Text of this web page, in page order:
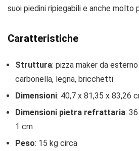
suoi piedini ripiegabili e anche molto
Caratteristiche
Struttura: pizza maker da
carbonella, legna, bricchetti
Dimensioni: 40,7 x 81,35 x 83,26
Dimensioni pietra refrattaria:
1 cm
Peso: 15 kg circa